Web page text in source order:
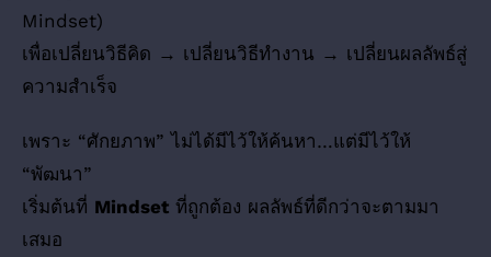
Mindset)
เพื่อเปลี่ยนวิธีคิด → เปลี่ยนวิธีทำงาน → เปลี่ยนผลลัพธ์สู่
ความสำเร็จ
เพราะ “ศักยภาพ” ไม่ได้มีไว้ให้ค้นหา…แต่มีไว้ให้
“พัฒนา”
เริ่มต้นที่ Mindset ที่ถูกต้อง ผลลัพธ์ที่ดีกว่าจะตามมา
เสมอ